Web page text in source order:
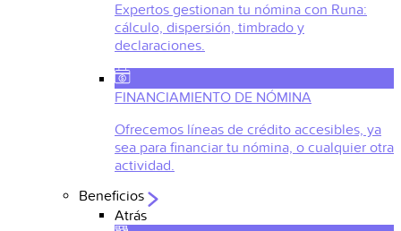
Expertos gestionan tu nómina con Runa:
cálculo, dispersión, timbrado y
declaraciones.
FINANCIAMIENTO DE NÓMINA
Ofrecemos líneas de crédito accesibles, ya
sea para financiar tu nómina, o cualquier otra
actividad.
Beneficios
Atrás